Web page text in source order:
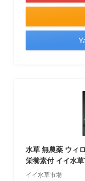
水草 無農薬 ウィ
栄養素付 イイ水
イイ水草市場